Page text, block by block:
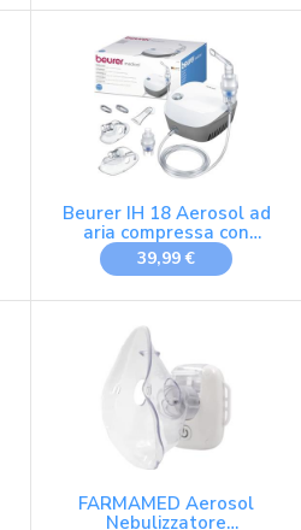
Beurer IH 18 Aerosol ad
aria compressa con
compressore CC per
inalazione e trattamento
adulti e bambini, bianco,
set accessori completi da
8 pezzi
39,99 €
FARMAMED Aerosol
Nebulizzatore